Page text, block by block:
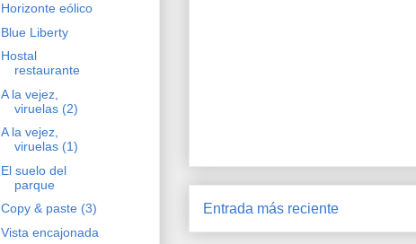
Entrada más reciente
Horizonte eólico
Blue Liberty
Hostal
restaurante
A la vejez,
viruelas (2)
A la vejez,
viruelas (1)
El suelo del
parque
Copy & paste (3)
Vista encajonada